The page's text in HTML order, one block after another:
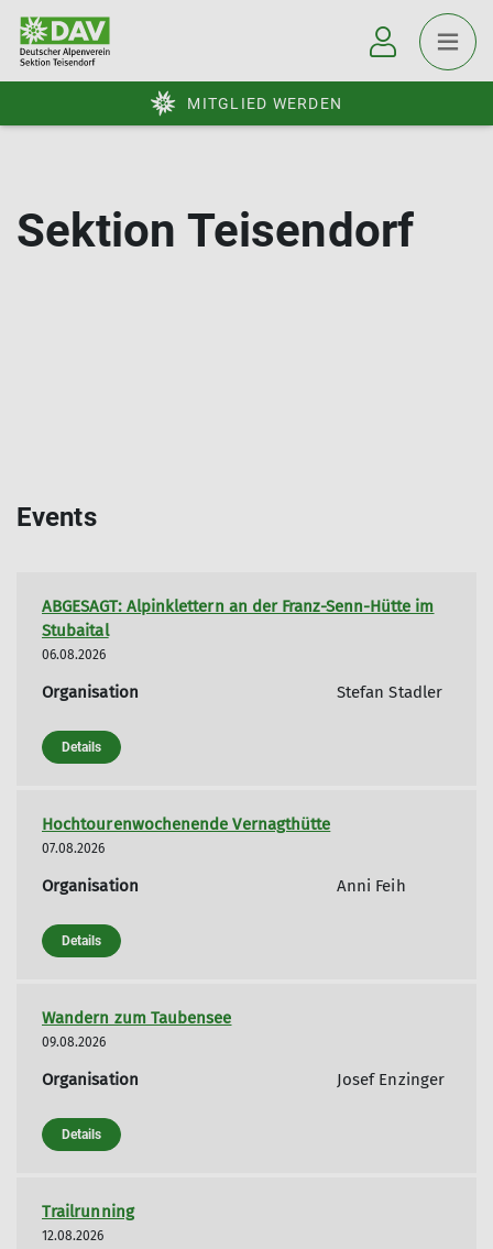
MITGLIED WERDEN
Sektion Teisendorf
Events
ABGESAGT: Alpinklettern an der Franz-Senn-Hütte im
Stubaital
06.08.2026
Organisation Stefan Stadler
Details
Hochtourenwochenende Vernagthütte
07.08.2026
Organisation Anni Feih
Details
Wandern zum Taubensee
09.08.2026
Organisation Josef Enzinger
Details
Trailrunning
12.08.2026